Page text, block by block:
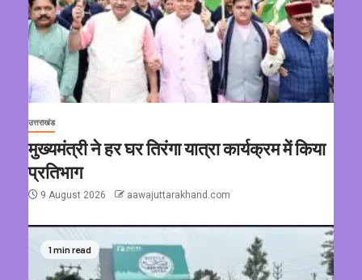
उत्तराखंड
मुख्यमंत्री ने हर घर तिरंगा यात्रा कार्यक्रम में किया
प्रतिभाग
9 August 2026 aawajuttarakhand.com
1 min read